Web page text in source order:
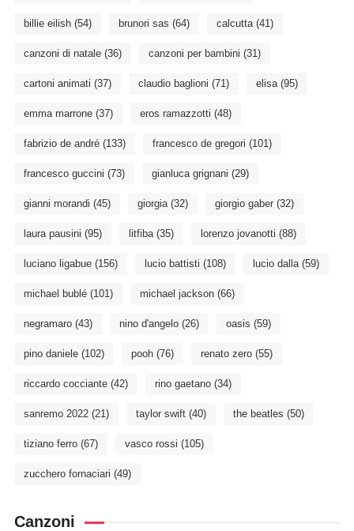
billie eilish(54) brunori sas (64) calcutta(41)
canzoni di natale(36) canzoni per bambini (31)
cartoni animati (37) claudio baglioni (71) elisa(95)
emma marrone(37) eros ramazzotti (48)
fabrizio de andré(133) francesco de gregori (101)
francesco guccini (73) gianluca grignani (29)
gianni morandi (45) giorgia(32) giorgio gaber(32)
laura pausini (95) litfiba(35) lorenzo jovanotti (88)
luciano ligabue(156) lucio battisti (108) lucio dalla(59)
michael bublé(101) michael jackson(66)
negramaro(43) nino d'angelo(26) oasis (59)
pino daniele(102) pooh(76) renato zero(55)
riccardo cocciante(42) rino gaetano(34)
sanremo 2022(21) taylor swift(40) the beatles (50)
tiziano ferro(67) vasco rossi (105)
zucchero fornaciari (49)
Canzoni